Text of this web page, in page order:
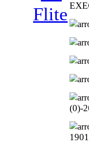
(0)-
1901